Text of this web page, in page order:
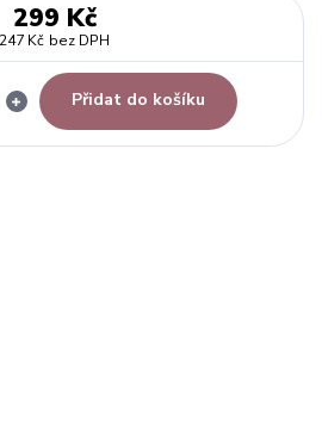
299 Kč
247 Kč bez DPH
Přidat do košíku